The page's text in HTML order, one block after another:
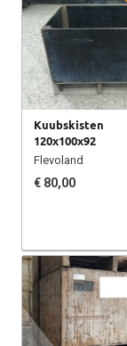
Kuubskisten
120x100x92
Flevoland
€ 80,00